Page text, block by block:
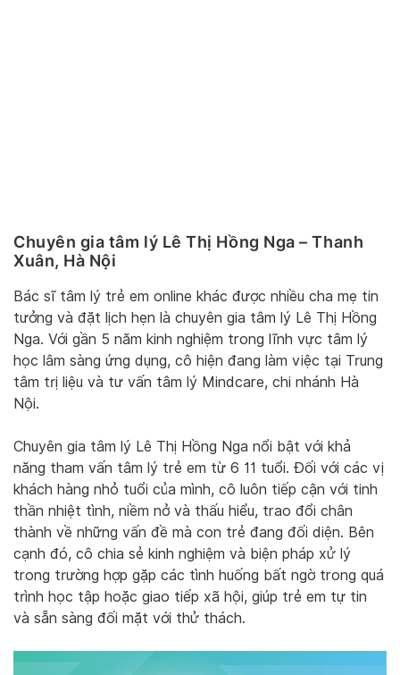
Chuyên gia tâm lý Lê Thị Hồng Nga – Thanh
Xuân, Hà Nội
Bác sĩ tâm lý trẻ em online khác được nhiều cha mẹ tin
tưởng và đặt lịch hẹn là chuyên gia tâm lý Lê Thị Hồng
Nga. Với gần 5 năm kinh nghiệm trong lĩnh vực tâm lý
học lâm sàng ứng dụng, cô hiện đang làm việc tại Trung
tâm trị liệu và tư vấn tâm lý Mindcare, chi nhánh Hà
Nội.
Chuyên gia tâm lý Lê Thị Hồng Nga nổi bật với khả
năng tham vấn tâm lý trẻ em từ 6 11 tuổi. Đối với các vị
khách hàng nhỏ tuổi của mình, cô luôn tiếp cận với tinh
thần nhiệt tình, niềm nở và thấu hiểu, trao đổi chân
thành về những vấn đề mà con trẻ đang đối diện. Bên
cạnh đó, cô chia sẻ kinh nghiệm và biện pháp xử lý
trong trường hợp gặp các tình huống bất ngờ trong quá
trình học tập hoặc giao tiếp xã hội, giúp trẻ em tự tin
và sẵn sàng đối mặt với thử thách.